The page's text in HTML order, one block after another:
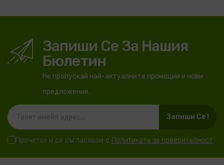
Запиши Се За Нашия
Бюлетин
Не пропускай най-актуалните промоции и нови
предложения.
Запиши Се !
Прочетох и се съгласявам с Политиката за поверителност.